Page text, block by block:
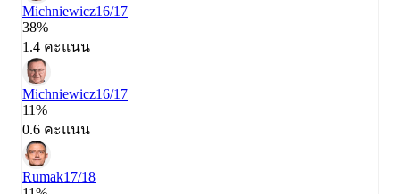
Michniewicz16/17
38%
1.4 คะแนน
Michniewicz16/17
11%
0.6 คะแนน
Rumak17/18